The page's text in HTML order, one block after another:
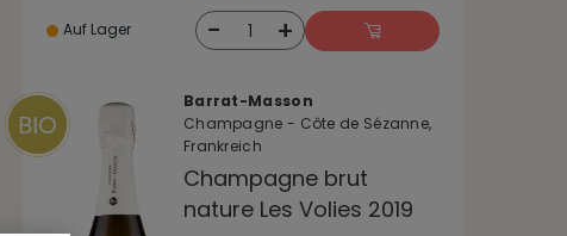
Auf Lager - 1 +
Barrat-Masson
Champagne - Côte de Sézanne,
Frankreich
Champagne brut
nature Les Volies 2019